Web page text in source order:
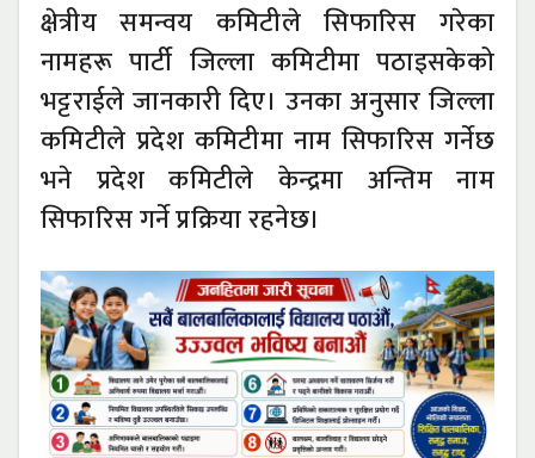
क्षेत्रीय समन्वय कमिटीले सिफारिस गरेका
नामहरू पार्टी जिल्ला कमिटीमा पठाइसकेको
भट्टराईले जानकारी दिए। उनका अनुसार जिल्ला
कमिटीले प्रदेश कमिटीमा नाम सिफारिस गर्नेछ
भने प्रदेश कमिटीले केन्द्रमा अन्तिम नाम
सिफारिस गर्ने प्रक्रिया रहनेछ।